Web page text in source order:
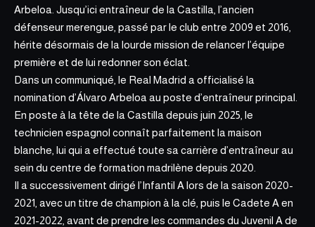
Arbeloa. Jusqu’ici entraîneur de la Castilla, l’ancien
défenseur merengue, passé par le club entre 2009 et 2016,
hérite désormais de la lourde mission de relancer l’équipe
première et de lui redonner son éclat.
Dans un communiqué, le Real Madrid a officialisé la
nomination d’Álvaro Arbeloa au poste d’entraîneur principal.
En poste à la tête de la Castilla depuis juin 2025, le
technicien espagnol connaît parfaitement la maison
blanche, lui qui a effectué toute sa carrière d’entraîneur au
sein du centre de formation madrilène depuis 2020.
Il a successivement dirigé l’Infantil A lors de la saison 2020-
2021, avec un titre de champion à la clé, puis le Cadete A en
2021-2022, avant de prendre les commandes du Juvenil A de